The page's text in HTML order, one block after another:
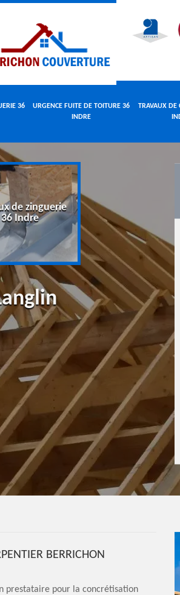
36
URGENCE FUITE DE TOITURE 36
INDRE
TRAVAUX DE
de zinguerie
36 Indre
Urgence fuite de
toiture 36
BERRICHON
prestataire pour la concrétisation